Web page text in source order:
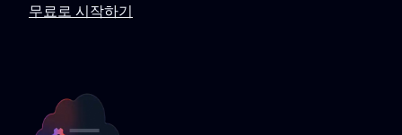
무료로 시작하기